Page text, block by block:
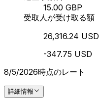
15.00 GBP
受取人が受け取る額
26,316.24 USD
-347.75 USD
8/5/2026時点のレート
詳細情報